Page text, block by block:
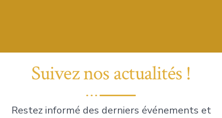
Suivez nos actualités !
Restez informé des derniers événements et